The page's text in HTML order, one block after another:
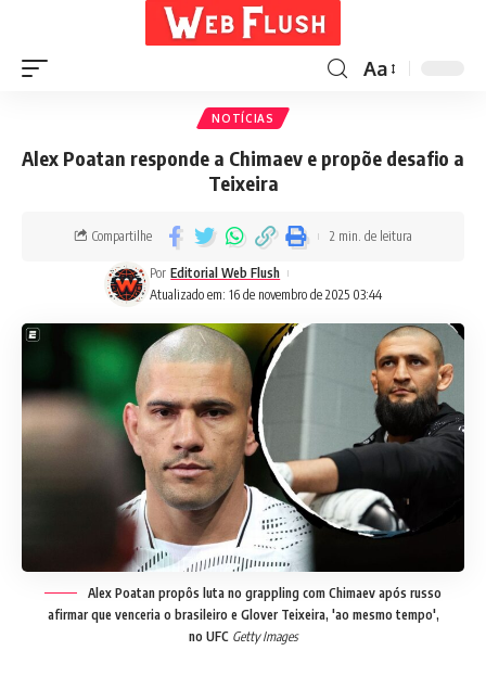
Aa
NOTÍCIAS
Alex Poatan responde a Chimaev e propõe desafio a
Teixeira
Atualizado em: 16 de novembro de 2025 03:44
Por Editorial Web Flush
Compartilhe 2 min. de leitura
Alex Poatan propôs luta no grappling com Chimaev após russo
afirmar que venceria o brasileiro e Glover Teixeira, 'ao mesmo tempo',
no UFC Getty Images